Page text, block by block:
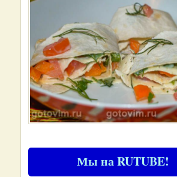
Мы на RUTUBE!